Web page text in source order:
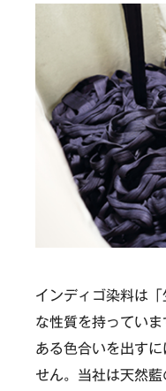
インディゴ染料は
な性質を持ってい
ある色合いを出す
せん。当社は天然